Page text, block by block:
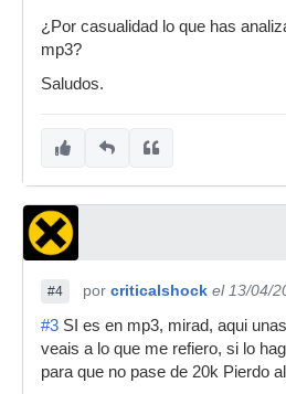
¿Por casualidad lo que has
mp3?
Saludos.
#4 por criticalshock el 13/04/
#3 SI es en mp3, mirad, aqui
veais a lo que me refiero, si lo
para que no pase de 20k Pierdo